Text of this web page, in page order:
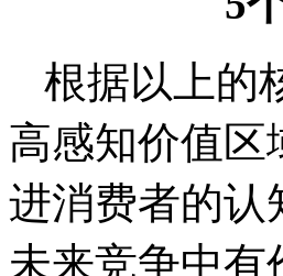
根据以上的
高感知价值区
进消费者的认
未来竞争中有